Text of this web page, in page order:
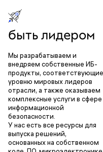
быть лидером
Мы разрабатываем и
внедряем собственные ИБ-
продукты, соответствующие
уровню мировых лидеров
отрасли, а также оказываем
комплексные услуги в сфере
информационной
безопасности.
У нас есть все ресурсы для
выпуска решений,
основанных на собственном